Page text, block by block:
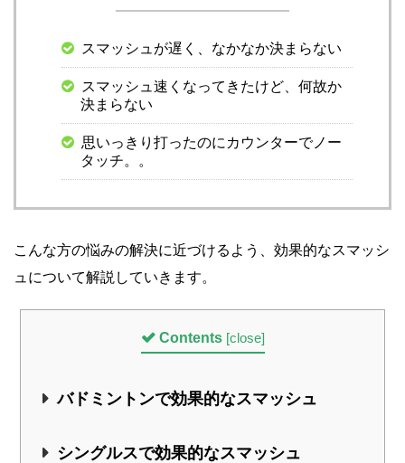
スマッシュが遅く、なかなか決まらない
スマッシュ速くなってきたけど、何故か
決まらない
思いっきり打ったのにカウンターでノー
タッチ。。
こんな方の悩みの解決に近づけるよう、効果的なスマッシ
ュについて解説していきます。
Contents [close]
バドミントンで効果的なスマッシュ
シングルスで効果的なスマッシュ